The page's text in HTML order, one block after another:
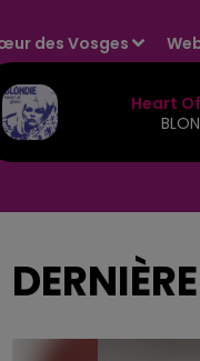
des Vosges
Heart